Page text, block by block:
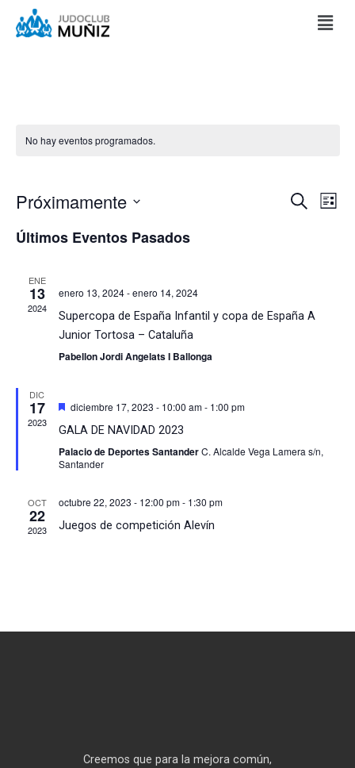
No hay eventos programados.
De
Buscar
de
Lista
Próximamente
fecha.
Últimos Eventos Pasados
ENE
13
2024
enero 13, 2024-enero 14, 2024
Supercopa de España Infantil y copa de España A
Junior Tortosa – Cataluña
Pabellon Jordi Angelats I Ballonga
DIC
17
2023
Destacado
diciembre 17, 2023 - 10:00 am- 1:00 pm
GALA DE NAVIDAD 2023
Palacio de Deportes SantanderC. Alcalde Vega Lamera s/n,
Santander
OCT
22
2023
octubre 22, 2023 - 12:00 pm- 1:30 pm
Juegos de competición Alevín
Creemos que para la mejora común,